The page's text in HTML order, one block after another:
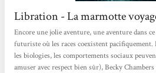
Libration - La marmotte
Encore une jolie aventure, une aventure dans
futuriste où les races coexistent
les biologies, les comportements sociaux
amuser avec respect bien sûr), Becky